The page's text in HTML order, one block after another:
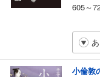
605～
小倫敦